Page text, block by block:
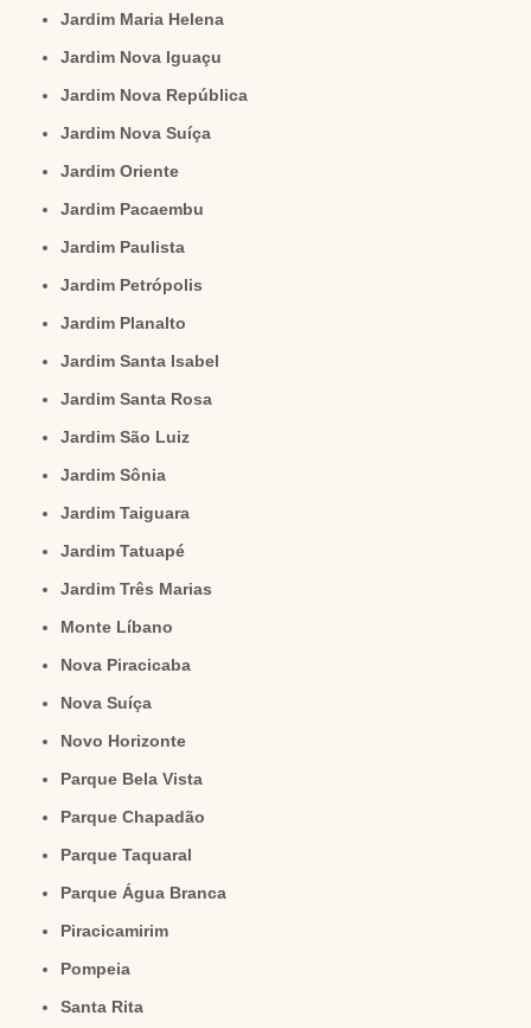
Jardim Maria Helena
Jardim Nova Iguaçu
Jardim Nova República
Jardim Nova Suíça
Jardim Oriente
Jardim Pacaembu
Jardim Paulista
Jardim Petrópolis
Jardim Planalto
Jardim Santa Isabel
Jardim Santa Rosa
Jardim São Luiz
Jardim Sônia
Jardim Taiguara
Jardim Tatuapé
Jardim Três Marias
Monte Líbano
Nova Piracicaba
Nova Suíça
Novo Horizonte
Parque Bela Vista
Parque Chapadão
Parque Taquaral
Parque Água Branca
Piracicamirim
Pompeia
Santa Rita